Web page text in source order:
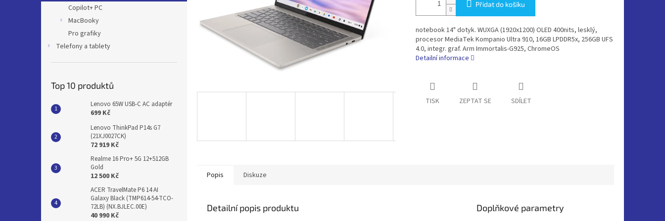
n
Copilot+ PC
MacBooky
Pro grafiky
Telefony a tablety
Top 10 produktů
Lenovo 65W USB-C AC adaptér
699 Kč
Lenovo ThinkPad P14s G7
(21XJ0027CK)
72 919 Kč
Realme 16 Pro+ 5G 12+512GB
Gold
12 500 Kč
ACER TravelMate P6 14 AI
Galaxy Black (TMP614-54-TCO-
72LB) (NX.BJLEC.00E)
40 990 Kč
Přidat do košíku
notebook 14" dotyk. WUXGA (1920x1200) OLED 400nits, lesklý,
procesor MediaTek Kompanio Ultra 910, 16GB LPDDR5x, 256GB UFS
4.0, integr. graf. Arm Immortalis-G925, ChromeOS
Detailní informace
TISK ZEPTAT SE SDÍLET
Popis Diskuze
Detailní popis produktu Doplňkové parametry